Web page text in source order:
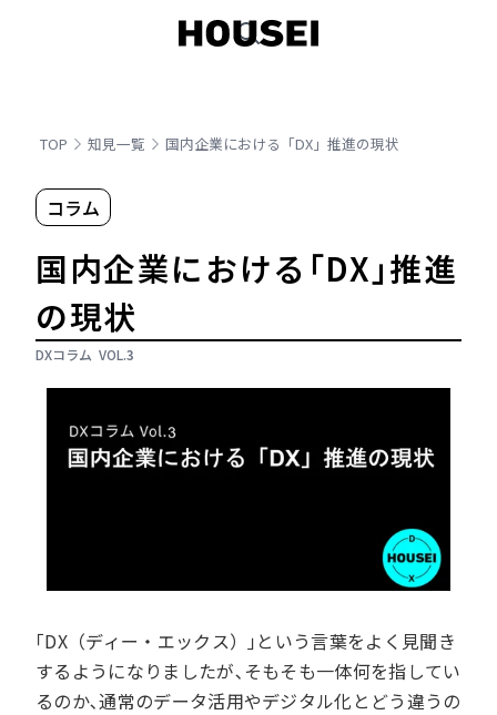
TOP 知見一覧 国内企業における「DX」推進の現状
コラム
国内企業における「DX」推進
の現状
DXコラム VOL.3
｢DX（ディー・エックス）｣という言葉をよく見聞き
するようになりましたが､そもそも一体何を指してい
るのか､通常のデータ活用やデジタル化とどう違うの